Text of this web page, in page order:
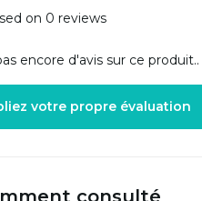
on 0 reviews
encore d'avis sur ce produit..
votre propre évaluation
consulté